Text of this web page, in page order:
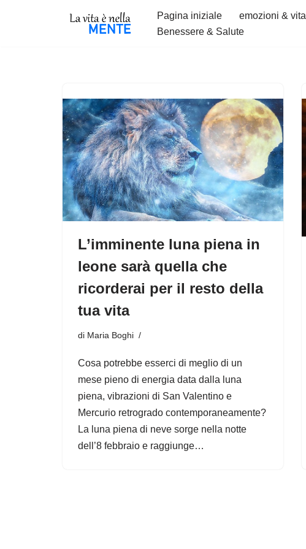
Pagina iniziale emozioni & vita
Benessere & Salute
L’imminente luna piena in
leone sarà quella che
ricorderai per il resto della
tua vita
di Maria Boghi
Cosa potrebbe esserci di meglio di un
mese pieno di energia data dalla luna
piena, vibrazioni di San Valentino e
Mercurio retrogrado contemporaneamente?
La luna piena di neve sorge nella notte
dell’8 febbraio e raggiunge…